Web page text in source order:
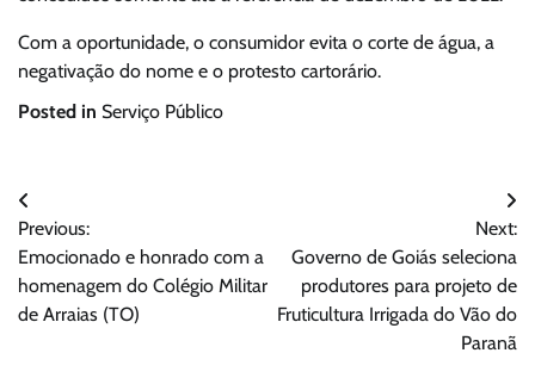
Com a oportunidade, o consumidor evita o corte de água, a
negativação do nome e o protesto cartorário.
Posted in Serviço Público
Navegação
de
Post
Previous:
Emocionado e honrado com a
homenagem do Colégio Militar
de Arraias (TO)
Next:
Governo de Goiás seleciona
produtores para projeto de
Fruticultura Irrigada do Vão do
Paranã